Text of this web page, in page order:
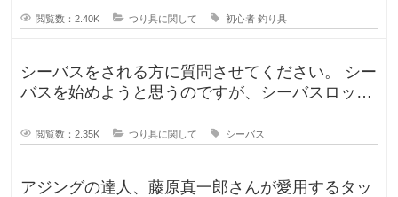
閲覧数：2.40K つり具に関して 初心者 釣り具
シーバスをされる方に質問させてください。 シー
バスを始めようと思うのですが、シーバスロッド
閲覧数：2.35K つり具に関して シーバス
アジングの達人、藤原真一郎さんが愛用するタッ